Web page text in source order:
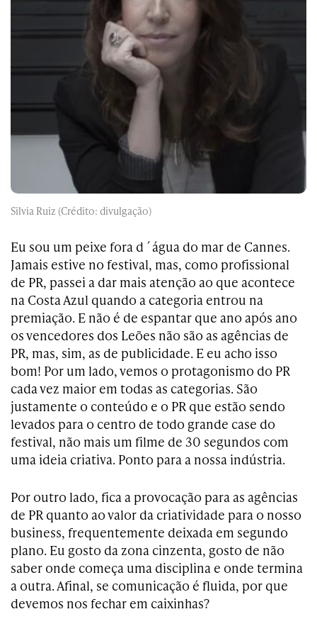
Silvia Ruiz (Crédito: divulgação)
Eu sou um peixe fora d´água do mar de Cannes.
Jamais estive no festival, mas, como profissional
de PR, passei a dar mais atenção ao que acontece
na Costa Azul quando a categoria entrou na
premiação. E não é de espantar que ano após ano
os vencedores dos Leões não são as agências de
PR, mas, sim, as de publicidade. E eu acho isso
bom! Por um lado, vemos o protagonismo do PR
cada vez maior em todas as categorias. São
justamente o conteúdo e o PR que estão sendo
levados para o centro de todo grande case do
festival, não mais um filme de 30 segundos com
uma ideia criativa. Ponto para a nossa indústria.
Por outro lado, fica a provocação para as agências
de PR quanto ao valor da criatividade para o nosso
business, frequentemente deixada em segundo
plano. Eu gosto da zona cinzenta, gosto de não
saber onde começa uma disciplina e onde termina
a outra. Afinal, se comunicação é fluida, por que
devemos nos fechar em caixinhas?